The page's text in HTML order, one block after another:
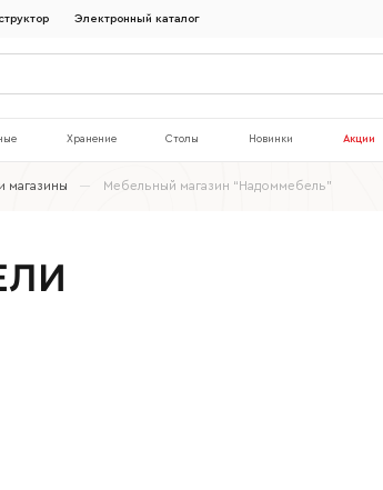
Электронный каталог
Хранение Столы Новинки Акции
магазины Мебельный магазин “Надоммебель”